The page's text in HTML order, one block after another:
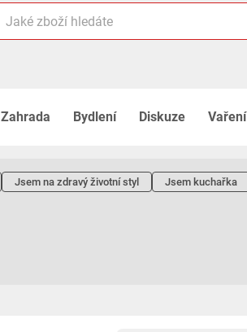
Zahrada Bydlení Diskuze Vaření
Jsem na zdravý životní styl Jsem kuchařka